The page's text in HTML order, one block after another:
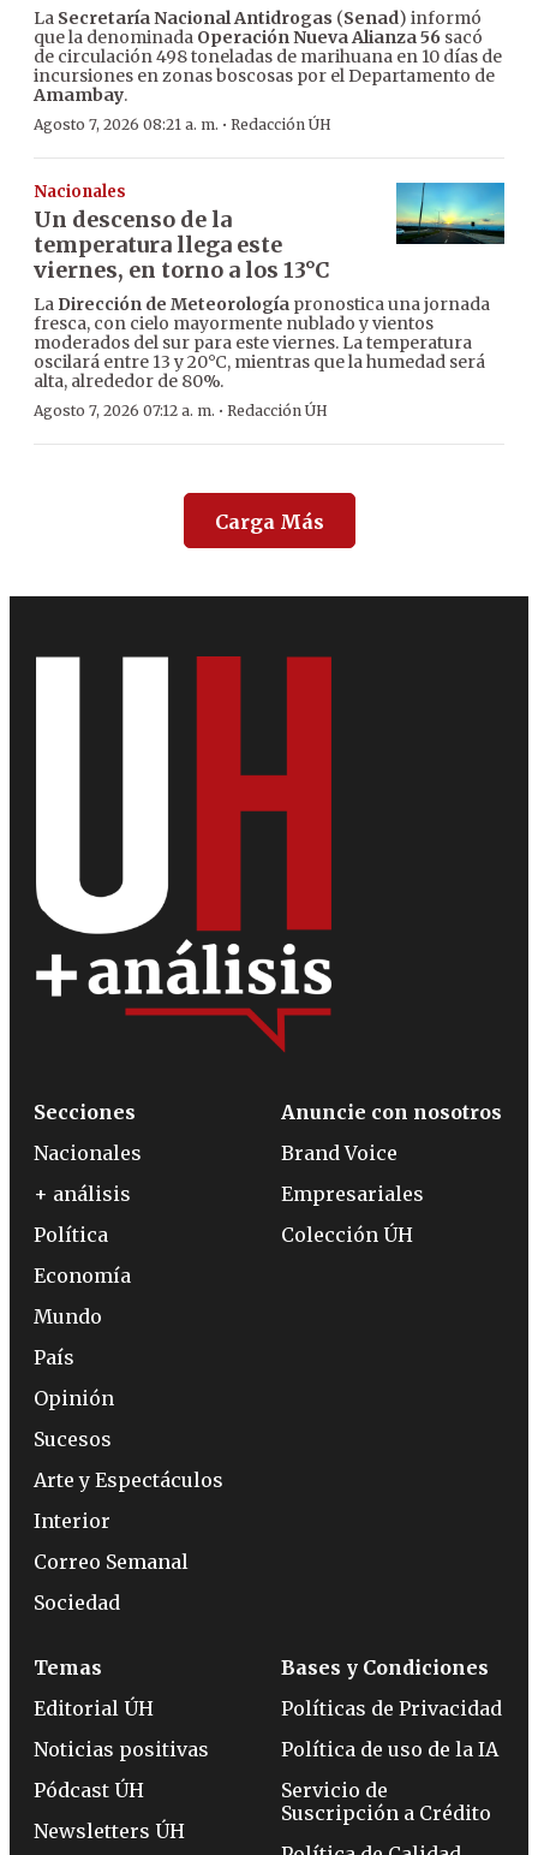
La Secretaría Nacional Antidrogas (Senad) informó
que la denominada Operación Nueva Alianza 56 sacó
de circulación 498 toneladas de marihuana en 10 días de
incursiones en zonas boscosas por el Departamento de
Amambay.
Agosto 7, 2026 08:21 a. m. · Redacción ÚH
Nacionales
Un descenso de la
temperatura llega este
viernes, en torno a los 13°C
La Dirección de Meteorología pronostica una jornada
fresca, con cielo mayormente nublado y vientos
moderados del sur para este viernes. La temperatura
oscilará entre 13 y 20°C, mientras que la humedad será
alta, alrededor de 80%.
Agosto 7, 2026 07:12 a. m. · Redacción ÚH
Carga Más
Secciones
Nacionales
+ análisis
Política
Economía
Mundo
País
Opinión
Sucesos
Arte y Espectáculos
Interior
Correo Semanal
Sociedad
Anuncie con nosotros
Brand Voice
Empresariales
Colección ÚH
Temas
Editorial ÚH
Noticias positivas
Pódcast ÚH
Newsletters ÚH
Bases y Condiciones
Políticas de Privacidad
Política de uso de la IA
Servicio de
Suscripción a Crédito